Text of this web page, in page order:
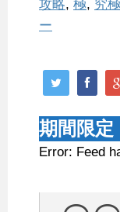
攻略, 極, 究極
ー
期間限定
Error: Feed